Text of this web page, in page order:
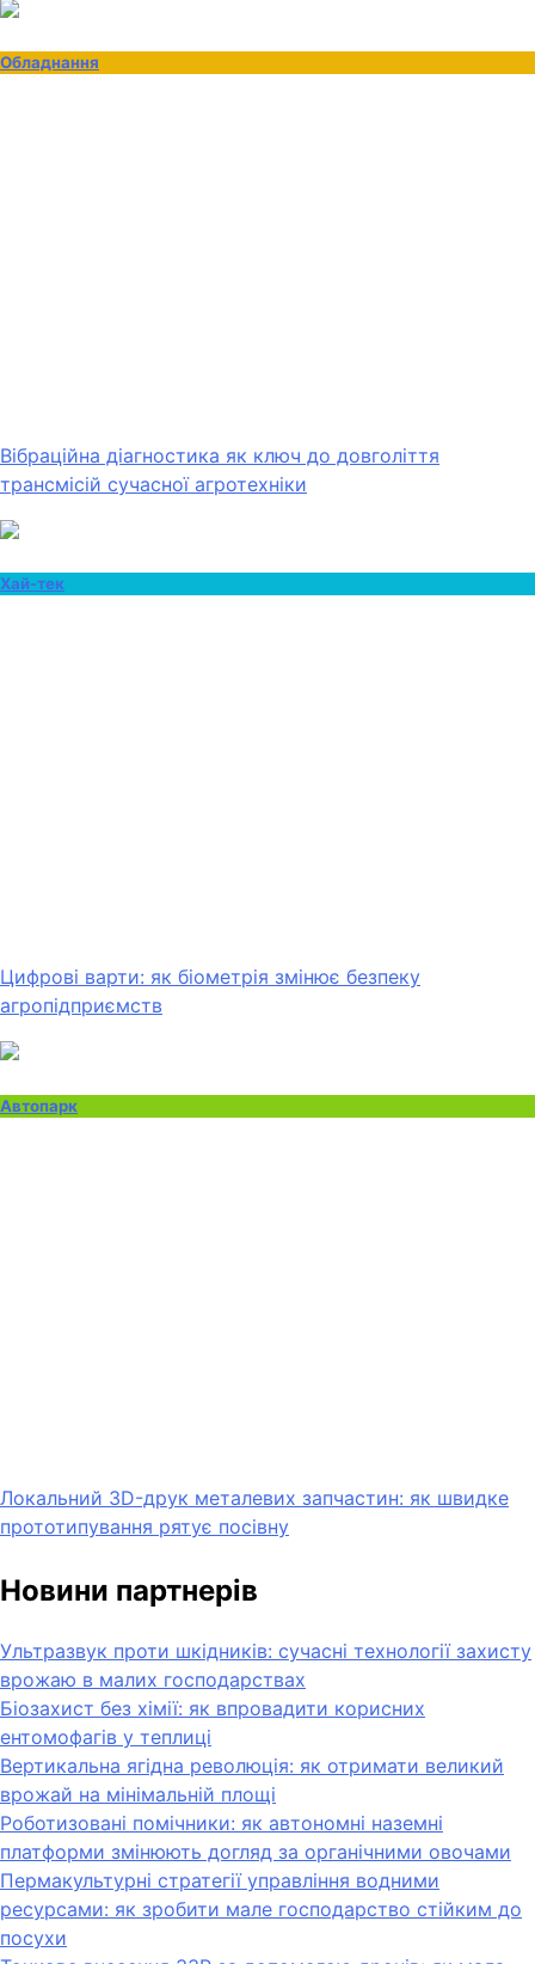
Обладнання
Вібраційна діагностика як ключ до довголіття
трансмісій сучасної агротехніки
Хай-тек
Цифрові варти: як біометрія змінює безпеку
агропідприємств
Автопарк
Локальний 3D-друк металевих запчастин: як швидке
прототипування рятує посівну
Новини партнерів
Ультразвук проти шкідників: сучасні технології захисту
врожаю в малих господарствах
Біозахист без хімії: як впровадити корисних
ентомофагів у теплиці
Вертикальна ягідна революція: як отримати великий
врожай на мінімальній площі
Роботизовані помічники: як автономні наземні
платформи змінюють догляд за органічними овочами
Пермакультурні стратегії управління водними
ресурсами: як зробити мале господарство стійким до
посухи